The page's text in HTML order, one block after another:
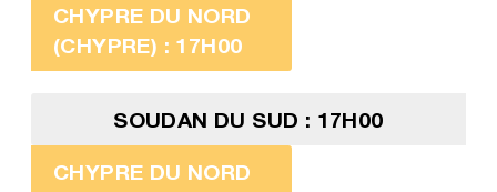
CHYPRE DU NORD
(CHYPRE) : 17H00
SOUDAN DU SUD : 17H00
CHYPRE DU NORD